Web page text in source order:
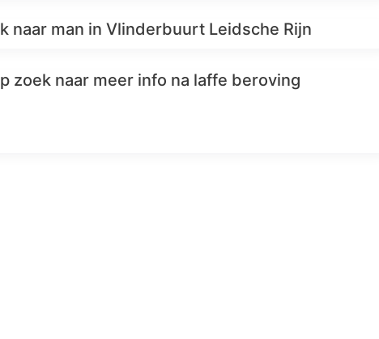
naar man in Vlinderbuurt Leidsche Rijn
zoek naar meer info na laffe beroving